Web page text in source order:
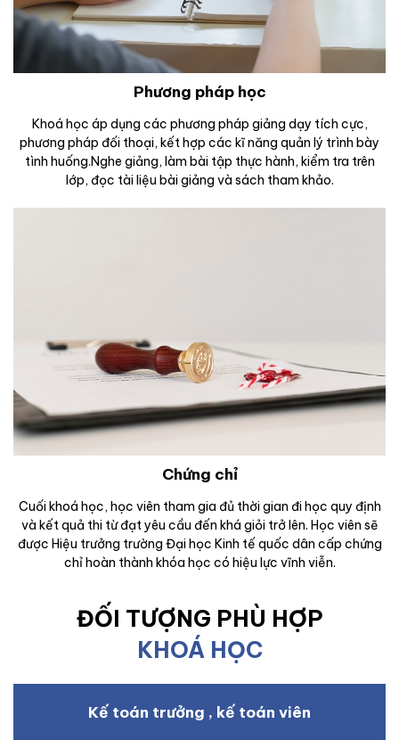
Phương pháp học
Khoá học áp dụng các phương pháp giảng dạy tích cực,
phương pháp đối thoại, kết hợp các kĩ năng quản lý trình bày
tình huống.Nghe giảng, làm bài tập thực hành, kiểm tra trên
lớp, đọc tài liệu bài giảng và sách tham khảo.
Chứng chỉ
Cuối khoá học, học viên tham gia đủ thời gian đi học quy định
và kết quả thi từ đạt yêu cầu đến khá giỏi trở lên. Học viên sẽ
được Hiệu trưởng trường Đại học Kinh tế quốc dân cấp chứng
chỉ hoàn thành khóa học có hiệu lực vĩnh viễn.
ĐỐI TƯỢNG PHÙ HỢP
KHOÁ HỌC
Kế toán trưởng , kế toán viên